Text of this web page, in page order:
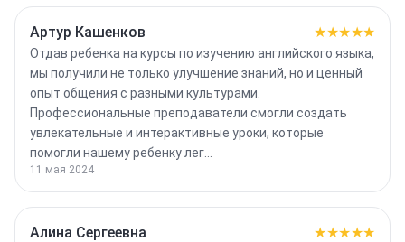
Артур Кашенков ★★★★★
Отдав ребенка на курсы по изучению английского языка,
мы получили не только улучшение знаний, но и ценный
опыт общения с разными культурами.
Профессиональные преподаватели смогли создать
увлекательные и интерактивные уроки, которые
помогли нашему ребенку лег…
11 мая 2024
Алина Сергеевна ★★★★★